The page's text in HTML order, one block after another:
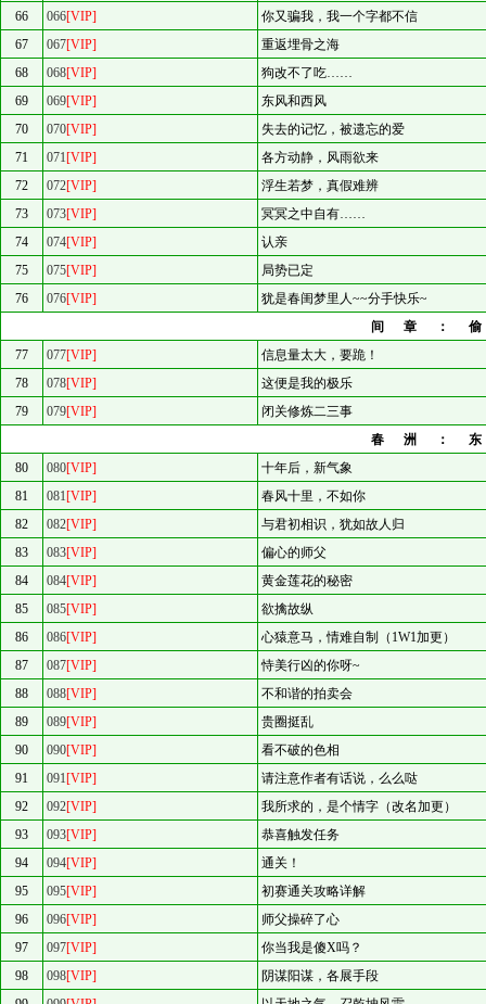
66
066[VIP]
你又骗我，我一个字都不信
67
067[VIP]
重返埋骨之海
68
068[VIP]
狗改不了吃……
69
069[VIP]
东风和西风
70
070[VIP]
失去的记忆，被遗忘的爱
71
071[VIP]
各方动静，风雨欲来
72
072[VIP]
浮生若梦，真假难辨
73
073[VIP]
冥冥之中自有……
74
074[VIP]
认亲
75
075[VIP]
局势已定
76
076[VIP]
犹是春闺梦里人~~分手快乐~
间章：
77
077[VIP]
信息量太大，要跪！
78
078[VIP]
这便是我的极乐
79
079[VIP]
闭关修炼二三事
春洲：
80
080[VIP]
十年后，新气象
81
081[VIP]
春风十里，不如你
82
082[VIP]
与君初相识，犹如故人归
83
083[VIP]
偏心的师父
84
084[VIP]
黄金莲花的秘密
85
085[VIP]
欲擒故纵
86
086[VIP]
心猿意马，情难自制（1W1加更）
87
087[VIP]
恃美行凶的你呀~
88
088[VIP]
不和谐的拍卖会
89
089[VIP]
贵圈挺乱
90
090[VIP]
看不破的色相
91
091[VIP]
请注意作者有话说，么么哒
92
092[VIP]
我所求的，是个情字（改名加更）
93
093[VIP]
恭喜触发任务
94
094[VIP]
通关！
95
095[VIP]
初赛通关攻略详解
96
096[VIP]
师父操碎了心
97
097[VIP]
你当我是傻X吗？
98
098[VIP]
阴谋阳谋，各展手段